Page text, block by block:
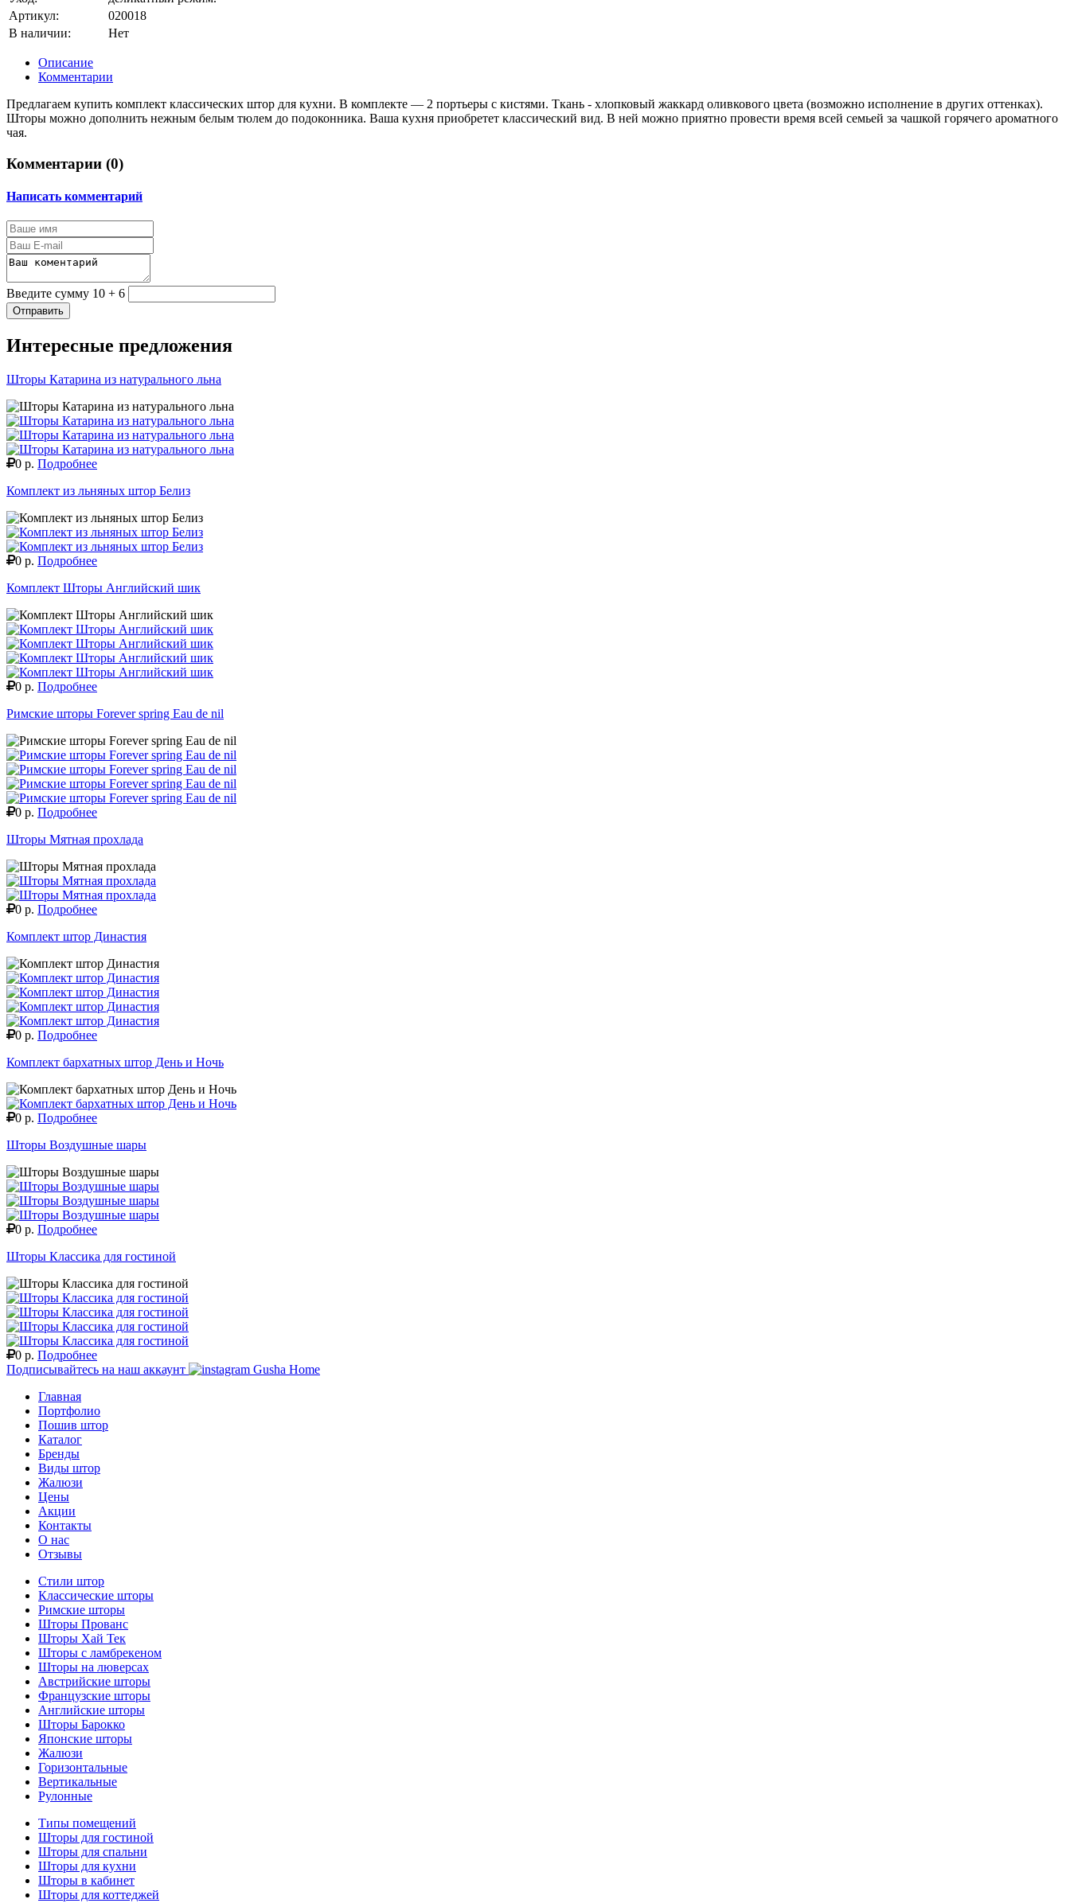
Артикул:
020018
В наличии:
Нет
Описание
Комментарии
Предлагаем купить комплект классических штор для кухни. В комплекте — 2 портьеры с кистями. Ткань - хлопковый жаккард оливкового цвета (возможно исполнение в других оттенках).
Шторы можно дополнить нежным белым тюлем до подоконника. Ваша кухня приобретет классический вид. В ней можно приятно провести время всей семьей за чашкой горячего ароматного
чая.
Комментарии (0)
Написать комментарий
Введите сумму 10 + 6
Отправить
Интересные предложения
Шторы Катарина из натурального льна
0 р. Подробнее
Комплект из льняных штор Белиз
0 р. Подробнее
Комплект Шторы Английский шик
0 р. Подробнее
Римские шторы Forever spring Eau de nil
0 р. Подробнее
Шторы Мятная прохлада
0 р. Подробнее
Комплект штор Династия
0 р. Подробнее
Комплект бархатных штор День и Ночь
0 р. Подробнее
Шторы Воздушные шары
0 р. Подробнее
Шторы Классика для гостиной
0 р. Подробнее
Подписывайтесь на наш аккаунт
Gusha Home
Главная
Портфолио
Пошив штор
Каталог
Бренды
Виды штор
Жалюзи
Цены
Акции
Контакты
О нас
Отзывы
Стили штор
Классические шторы
Римские шторы
Шторы Прованс
Шторы Хай Тек
Шторы с ламбрекеном
Шторы на люверсах
Австрийские шторы
Французские шторы
Английские шторы
Шторы Барокко
Японские шторы
Жалюзи
Горизонтальные
Вертикальные
Рулонные
Типы помещений
Шторы для гостиной
Шторы для спальни
Шторы для кухни
Шторы в кабинет
Шторы для коттеджей